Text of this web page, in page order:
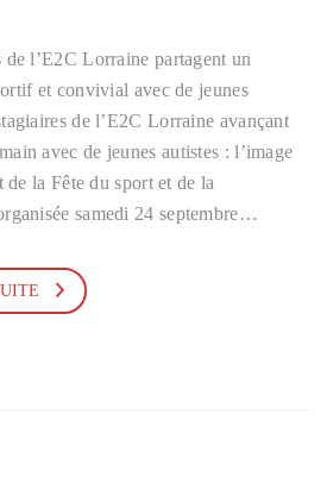
de l’E2C Lorraine partagent un
et convivial avec de jeunes
de l’E2C Lorraine avançant
avec de jeunes autistes : l’image
de la Fête du sport et de la
samedi 24 septembre…